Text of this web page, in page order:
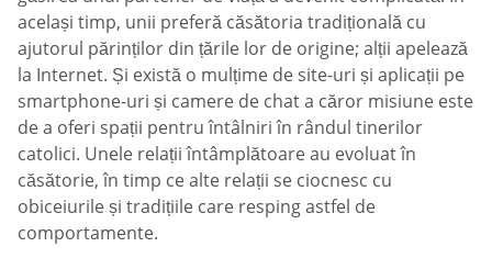
același timp, unii preferă căsătoria tradițională cu
ajutorul părinților din țările lor de origine; alții apelează
la Internet. Și există o mulțime de site-uri și aplicații pe
smartphone-uri și camere de chat a căror misiune este
de a oferi spații pentru întâlniri în rândul tinerilor
catolici. Unele relații întâmplătoare au evoluat în
căsătorie, în timp ce alte relații se ciocnesc cu
obiceiurile și tradițiile care resping astfel de
comportamente.